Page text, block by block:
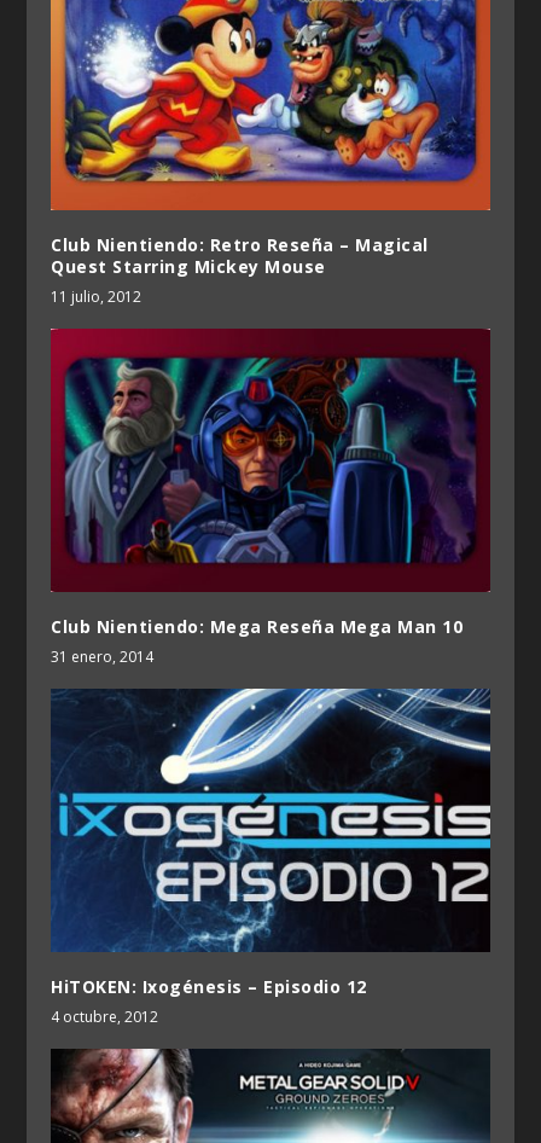
Club Nientiendo: Retro Reseña – Magical
Quest Starring Mickey Mouse
11 julio, 2012
Club Nientiendo: Mega Reseña Mega Man 10
31 enero, 2014
HiTOKEN: Ixogénesis – Episodio 12
4 octubre, 2012